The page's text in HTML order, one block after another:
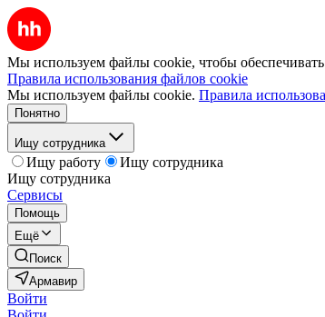
Мы используем файлы cookie, чтобы
Правила использования файлов cookie
Мы используем файлы cookie. Правила
Понятно
Ищу сотрудника
Ищу работу
Ищу сотрудника
Ищу сотрудника
Сервисы
Помощь
Ещё
Поиск
Армавир
Войти